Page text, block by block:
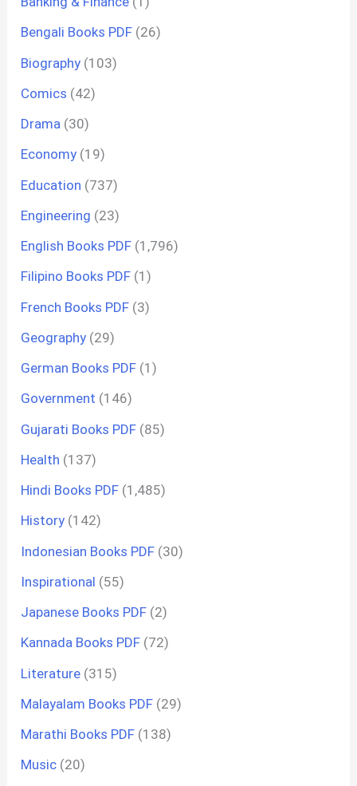
Bengali Books PDF (26)
Biography (103)
Comics (42)
Drama (30)
Economy (19)
Education (737)
Engineering (23)
English Books PDF (1,796)
Filipino Books PDF (1)
French Books PDF (3)
Geography (29)
German Books PDF (1)
Government (146)
Gujarati Books PDF (85)
Health (137)
Hindi Books PDF (1,485)
History (142)
Indonesian Books PDF (30)
Inspirational (55)
Japanese Books PDF (2)
Kannada Books PDF (72)
Literature (315)
Malayalam Books PDF (29)
Marathi Books PDF (138)
Music (20)